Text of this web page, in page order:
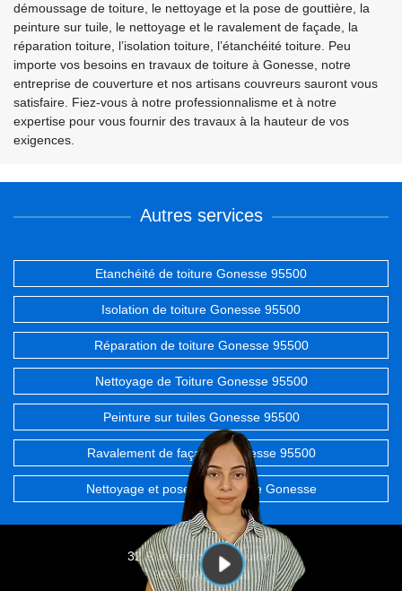
démoussage de toiture, le nettoyage et la pose de gouttière, la
peinture sur tuile, le nettoyage et le ravalement de façade, la
réparation toiture, l’isolation toiture, l’étanchéité toiture. Peu
importe vos besoins en travaux de toiture à Gonesse, notre
entreprise de couverture et nos artisans couvreurs sauront vous
satisfaire. Fiez-vous à notre professionnalisme et à notre
expertise pour vous fournir des travaux à la hauteur de vos
exigences.
Autres services
Etanchéité de toiture Gonesse 95500
Isolation de toiture Gonesse 95500
Réparation de toiture Gonesse 95500
Nettoyage de Toiture Gonesse 95500
Peinture sur tuiles Gonesse 95500
Ravalement de façades Gonesse 95500
Nettoyage et pose de gouttière Gonesse
32 Rue des chevrefeuilles
95100 Argenteuil